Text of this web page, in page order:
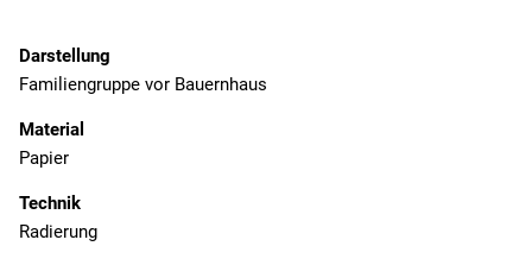
Darstellung
Familiengruppe vor Bauernhaus
Material
Papier
Technik
Radierung